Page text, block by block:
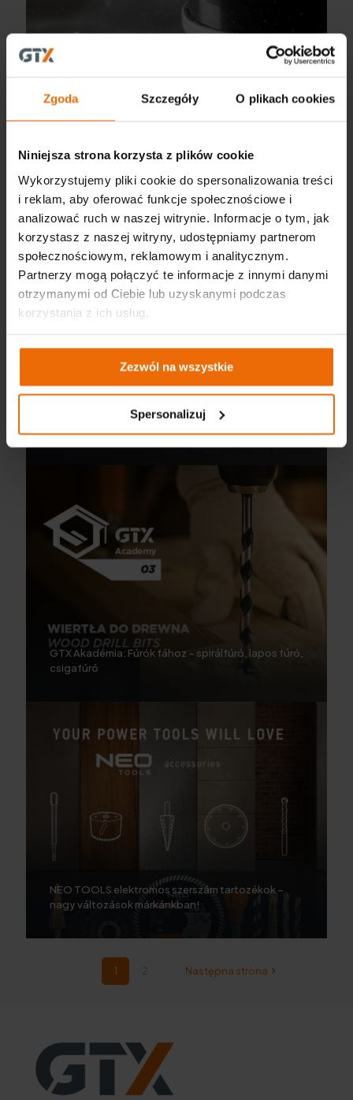
Zgoda Szczegóły O plikach cookies
Niniejsza strona korzysta z plików cookie
Wykorzystujemy pliki cookie do spersonalizowania treści
i reklam, aby oferować funkcje społecznościowe i
analizować ruch w naszej witrynie. Informacje o tym, jak
korzystasz z naszej witryny, udostępniamy partnerom
społecznościowym, reklamowym i analitycznym.
Partnerzy mogą połączyć te informacje z innymi danymi
otrzymanymi od Ciebie lub uzyskanymi podczas
korzystania z ich usług.
Zezwól na wszystkie
Spersonalizuj
GTX Akadémia: Drót- és műanyagkefék – hogyan
válasszuk ki?
GTX Akadémia: Bimetál körkivágók – adapter és
vezető fúrószár
GTX Akadémia: Fúrók fához – spirálfúró, lapos fúró,
csigafúró
NEO TOOLS elektromos szerszám tartozékok –
nagy változások márkánkban!
1 Następna strona